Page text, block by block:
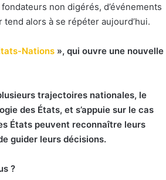
non digérés, d’événements
alors à se répéter aujourd’hui.
Nations », qui ouvre une nouvelle
trajectoires nationales, le
des États, et s’appuie sur le cas
États peuvent reconnaître leurs
guider leurs décisions.
?